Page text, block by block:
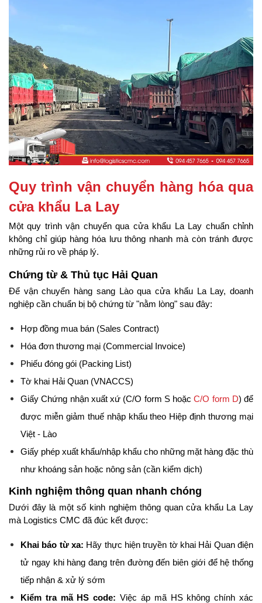
Quy trình vận chuyển hàng hóa qua
cửa khẩu La Lay
Một quy trình vận chuyển qua cửa khẩu La Lay chuẩn chỉnh
không chỉ giúp hàng hóa lưu thông nhanh mà còn tránh được
những rủi ro về pháp lý.
Chứng từ & Thủ tục Hải Quan
Để vận chuyển hàng sang Lào qua cửa khẩu La Lay, doanh
nghiệp cần chuẩn bị bộ chứng từ "nằm lòng" sau đây:
Hợp đồng mua bán (Sales Contract)
Hóa đơn thương mại (Commercial Invoice)
Phiếu đóng gói (Packing List)
Tờ khai Hải Quan (VNACCS)
Giấy Chứng nhận xuất xứ (C/O form S hoặc C/O form D) để
được miễn giảm thuế nhập khẩu theo Hiệp định thương mại
Việt - Lào
Giấy phép xuất khẩu/nhập khẩu cho những mặt hàng đặc thù
như khoáng sản hoặc nông sản (cần kiểm dịch)
Kinh nghiệm thông quan nhanh chóng
Dưới đây là một số kinh nghiệm thông quan cửa khẩu La Lay
mà Logistics CMC đã đúc kết được:
Khai báo từ xa: Hãy thực hiện truyền tờ khai Hải Quan điện
tử ngay khi hàng đang trên đường đến biên giới để hệ thống
tiếp nhận & xử lý sớm
Kiểm tra mã HS code: Việc áp mã HS không chính xác